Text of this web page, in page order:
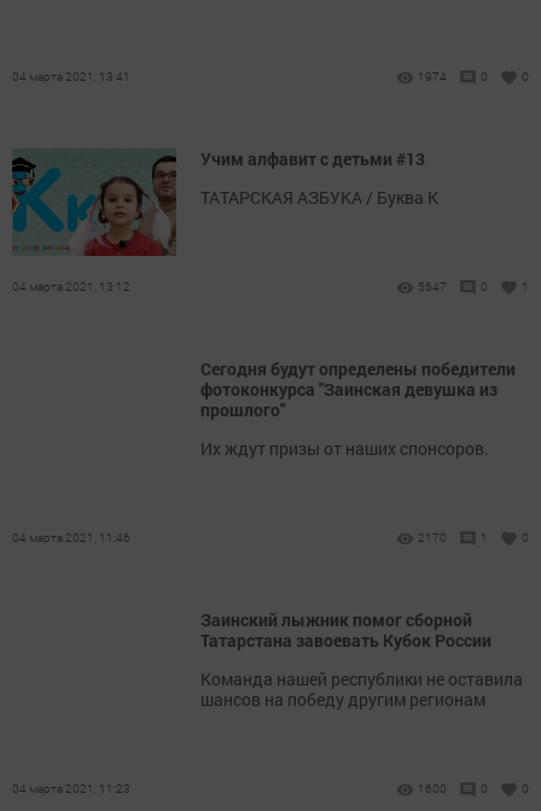
04 марта 2021, 13:41 1974 0 0
Учим алфавит с детьми #13
ТАТАРСКАЯ АЗБУКА / Буква К
04 марта 2021, 13:12 5647 0 1
Сегодня будут определены победители
фотоконкурса "Заинская девушка из
прошлого"
Их ждут призы от наших спонсоров.
04 марта 2021, 11:46 2170 1 0
Заинский лыжник помог сборной
Татарстана завоевать Кубок России
Команда нашей республики не оставила
шансов на победу другим регионам
04 марта 2021, 11:23 1600 0 0